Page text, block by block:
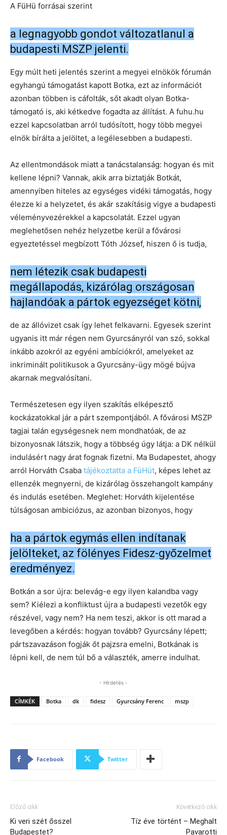
A FüHü forrásai szerint
a legnagyobb gondot változatlanul a
budapesti MSZP jelenti.
Egy múlt heti jelentés szerint a megyei elnökök fórumán
egyhangú támogatást kapott Botka, ezt az információt
azonban többen is cáfolták, sőt akadt olyan Botka-
támogató is, aki kétkedve fogadta az állítást. A fuhu.hu
ezzel kapcsolatban arról tudósított, hogy több megyei
elnök bírálta a jelöltet, a legélesebben a budapesti.
Az ellentmondások miatt a tanácstalanság: hogyan és mit
kellene lépni? Vannak, akik arra biztatják Botkát,
amennyiben hiteles az egységes vidéki támogatás, hogy
élezze ki a helyzetet, és akár szakításig vigye a budapesti
véleményvezérekkel a kapcsolatát. Ezzel ugyan
meglehetősen nehéz helyzetbe kerül a fővárosi
egyeztetéssel megbízott Tóth József, hiszen ő is tudja,
nem létezik csak budapesti
megállapodás, kizárólag országosan
hajlandóak a pártok egyezséget kötni,
de az állóvizet csak így lehet felkavarni. Egyesek szerint
ugyanis itt már régen nem Gyurcsányról van szó, sokkal
inkább azokról az egyéni ambíciókról, amelyeket az
inkriminált politikusok a Gyurcsány-ügy mögé bújva
akarnak megvalósítani.
Természetesen egy ilyen szakítás elképesztő
kockázatokkal jár a párt szempontjából. A fővárosi MSZP
tagjai talán egységesnek nem mondhatóak, de az
bizonyosnak látszik, hogy a többség úgy látja: a DK nélkül
indulásért nagy árat fognak fizetni. Ma Budapestet, ahogy
arról Horváth Csaba tájékoztatta a FüHüt, képes lehet az
ellenzék megnyerni, de kizárólag összehangolt kampány
és indulás esetében. Meglehet: Horváth kijelentése
túlságosan ambiciózus, az azonban bizonyos, hogy
ha a pártok egymás ellen indítanak
jelölteket, az fölényes Fidesz-győzelmet
eredményez.
Botkán a sor újra: belevág-e egy ilyen kalandba vagy
sem? Kiélezi a konfliktust újra a budapesti vezetők egy
részével, vagy nem? Ha nem teszi, akkor is ott marad a
levegőben a kérdés: hogyan tovább? Gyurcsány lépett;
pártszavazáson fogják őt pajzsra emelni, Botkának is
lépni kell, de nem túl bő a választék, amerre indulhat.
- Hirdetés -
CÍMKÉK Botka dk fidesz Gyurcsány Ferenc mszp
Facebook Twitter
Előző cikk
Ki veri szét ősszel
Budapestet?
Következő cikk
Tíz éve történt – Meghalt
Pavarotti